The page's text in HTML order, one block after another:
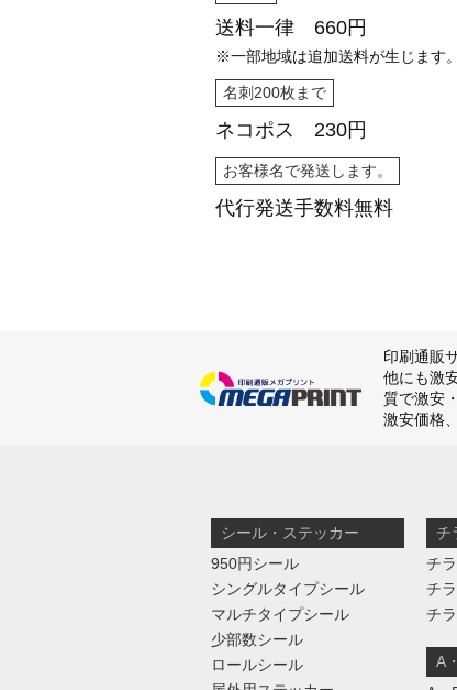
送料一律 660円
※一部地域は追加送料が生じます。
名刺200枚まで
ネコポス 230円
お客様名で発送します。
代行発送手数料無料
印刷通販
他にも激
質で激安
激安価格
シール・ステッカー
950円シール
シングルタイプシール
マルチタイプシール
少部数シール
ロールシール
チ
チ
チ
チ
A